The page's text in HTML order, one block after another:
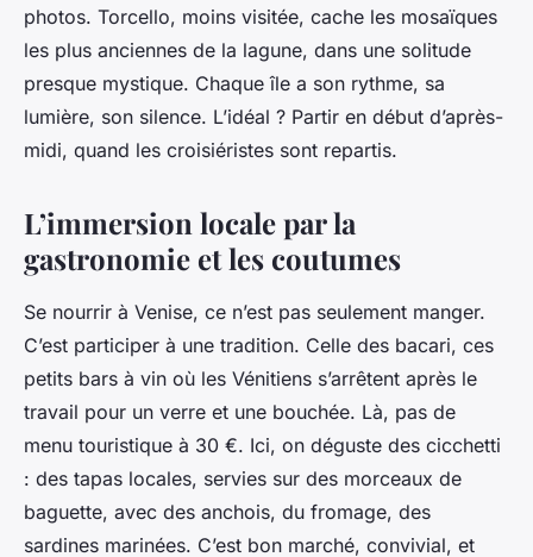
photos. Torcello, moins visitée, cache les mosaïques
les plus anciennes de la lagune, dans une solitude
presque mystique. Chaque île a son rythme, sa
lumière, son silence. L’idéal ? Partir en début d’après-
midi, quand les croisiéristes sont repartis.
L’immersion locale par la
gastronomie et les coutumes
Se nourrir à Venise, ce n’est pas seulement manger.
C’est participer à une tradition. Celle des bacari, ces
petits bars à vin où les Vénitiens s’arrêtent après le
travail pour un verre et une bouchée. Là, pas de
menu touristique à 30 €. Ici, on déguste des cicchetti
: des tapas locales, servies sur des morceaux de
baguette, avec des anchois, du fromage, des
sardines marinées. C’est bon marché, convivial, et